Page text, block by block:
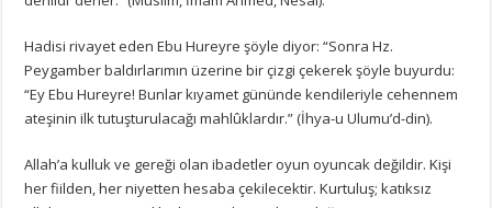
Hadisi rivayet eden Ebu Hureyre şöyle diyor: “Sonra Hz.
Peygamber baldırlarımın üzerine bir çizgi çekerek şöyle buyurdu:
“Ey Ebu Hureyre! Bunlar kıyamet gününde kendileriyle cehennem
ateşinin ilk tutuşturulacağı mahlûklardır.” (İhya-u Ulumu’d-din).
Allah’a kulluk ve gereği olan ibadetler oyun oyuncak değildir. Kişi
her fiilden, her niyetten hesaba çekilecektir. Kurtuluş; katıksız